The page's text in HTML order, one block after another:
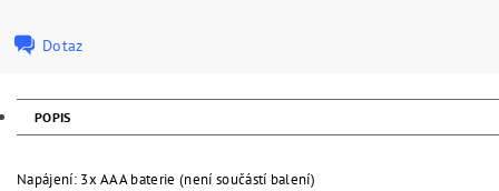
Dotaz
POPIS
Napájení: 3x AAA baterie (není součástí balení)